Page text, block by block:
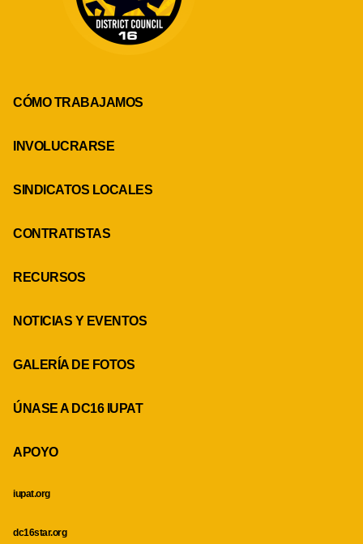
CÓMO TRABAJAMOS
INVOLUCRARSE
SINDICATOS LOCALES
CONTRATISTAS
RECURSOS
NOTICIAS Y EVENTOS
GALERÍA DE FOTOS
ÚNASE A DC16 IUPAT
APOYO
iupat.org
dc16star.org